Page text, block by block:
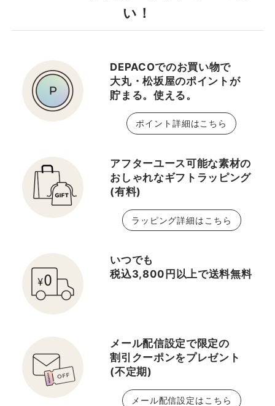
い！
DEPACOでのお買い物で
大丸・松坂屋のポイントが
貯まる。使える。
ポイント詳細はこちら
アフターユース可能な素材の
おしゃれなギフトラッピング
(有料)
ラッピング詳細はこちら
いつでも
税込3,800円以上で送料無料
メール配信設定で限定の
割引クーポンをプレゼント
(不定期)
メール配信設定はこちら